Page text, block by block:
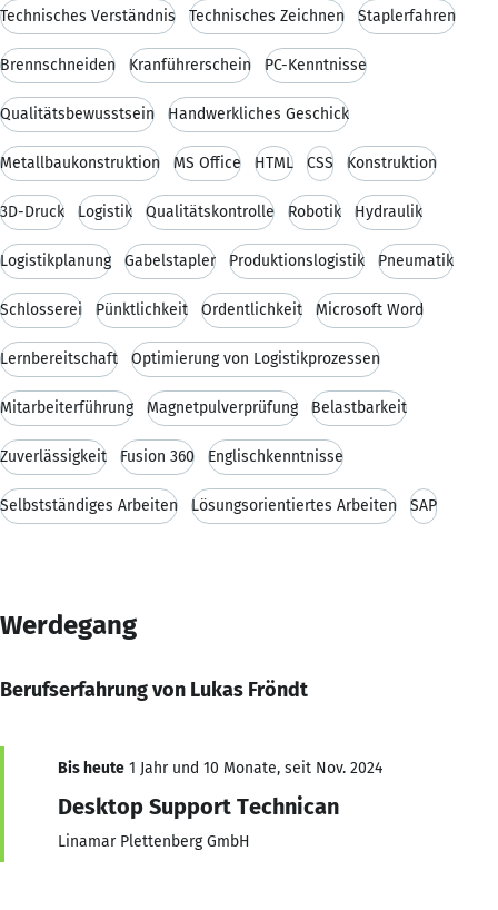
Technisches Verständnis Technisches Zeichnen Staplerfahren
Brennschneiden Kranführerschein PC-Kenntnisse
Qualitätsbewusstsein Handwerkliches Geschick
Metallbaukonstruktion MS Office HTML CSS Konstruktion
3D-Druck Logistik Qualitätskontrolle Robotik Hydraulik
Logistikplanung Gabelstapler Produktionslogistik Pneumatik
Schlosserei Pünktlichkeit Ordentlichkeit Microsoft Word
Lernbereitschaft Optimierung von Logistikprozessen
Mitarbeiterführung Magnetpulverprüfung Belastbarkeit
Zuverlässigkeit Fusion 360 Englischkenntnisse
Selbstständiges Arbeiten Lösungsorientiertes Arbeiten SAP
Werdegang
Berufserfahrung von Lukas Fröndt
Bis heute 1 Jahr und 10 Monate, seit Nov. 2024
Desktop Support Technican
Linamar Plettenberg GmbH